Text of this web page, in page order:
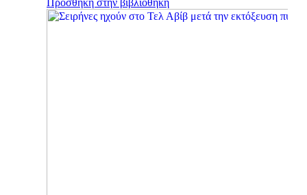
Προσθήκη στην βιβλιοθήκη